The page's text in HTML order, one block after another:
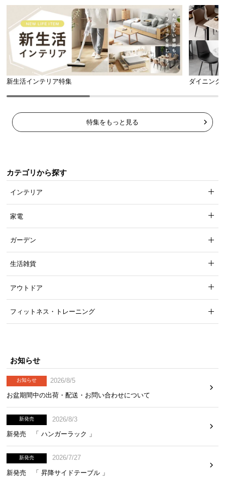
新生活インテリア特集 ダイニング
特集をもっと見る
カテゴリから探す
インテリア
家電
ガーデン
生活雑貨
アウトドア
フィットネス・トレーニング
お知らせ
お知らせ
2026/8/5
お盆期間中の出荷・配送・お問い合わせについて
新発売
2026/8/3
新発売 「 ハンガーラック 」
新発売
2026/7/27
新発売 「 昇降サイドテーブル 」